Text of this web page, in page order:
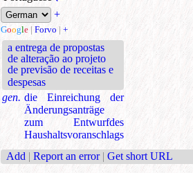
+
Google | Forvo | +
a entrega de propostas
de alteração ao projeto
de previsão de receitas e
despesas
gen. die Einreichung der
Änderungsanträge
zum Entwurfdes
Haushaltsvoranschlags
Add | Report an error | Get short URL